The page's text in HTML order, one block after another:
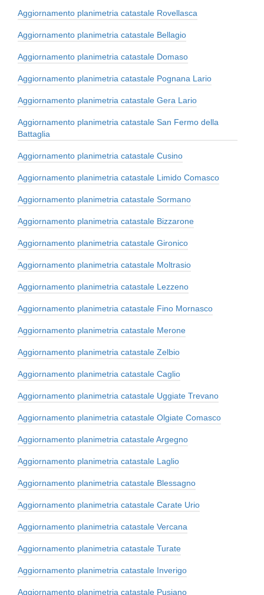
Aggiornamento planimetria catastale Rovellasca
Aggiornamento planimetria catastale Bellagio
Aggiornamento planimetria catastale Domaso
Aggiornamento planimetria catastale Pognana Lario
Aggiornamento planimetria catastale Gera Lario
Aggiornamento planimetria catastale San Fermo della
Battaglia
Aggiornamento planimetria catastale Cusino
Aggiornamento planimetria catastale Limido Comasco
Aggiornamento planimetria catastale Sormano
Aggiornamento planimetria catastale Bizzarone
Aggiornamento planimetria catastale Gironico
Aggiornamento planimetria catastale Moltrasio
Aggiornamento planimetria catastale Lezzeno
Aggiornamento planimetria catastale Fino Mornasco
Aggiornamento planimetria catastale Merone
Aggiornamento planimetria catastale Zelbio
Aggiornamento planimetria catastale Caglio
Aggiornamento planimetria catastale Uggiate Trevano
Aggiornamento planimetria catastale Olgiate Comasco
Aggiornamento planimetria catastale Argegno
Aggiornamento planimetria catastale Laglio
Aggiornamento planimetria catastale Blessagno
Aggiornamento planimetria catastale Carate Urio
Aggiornamento planimetria catastale Vercana
Aggiornamento planimetria catastale Turate
Aggiornamento planimetria catastale Inverigo
Aggiornamento planimetria catastale Pusiano